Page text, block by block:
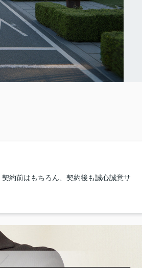
約前はもちろん、契約後も誠心誠意サ